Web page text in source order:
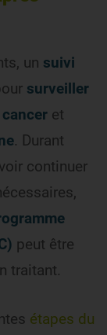
un suivi
surveiller
et
. Durant
continuer
peut être
traitant.
étapes du